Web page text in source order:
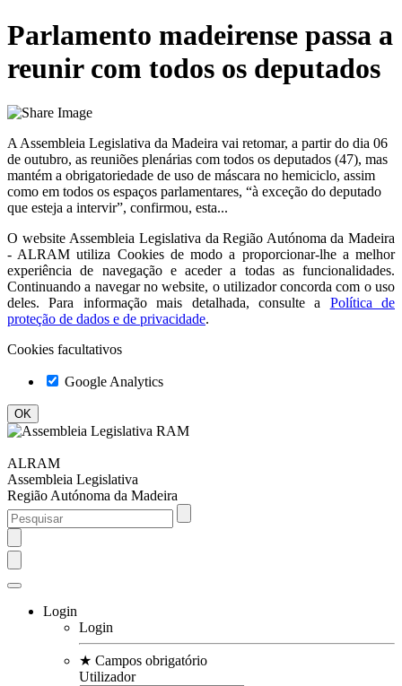
Parlamento madeirense passa a
reunir com todos os deputados
A Assembleia Legislativa da Madeira vai retomar, a partir do dia 06
de outubro, as reuniões plenárias com todos os deputados (47), mas
mantém a obrigatoriedade de uso de máscara no hemiciclo, assim
como em todos os espaços parlamentares, “à exceção do deputado
que esteja a intervir”, confirmou, esta...
O website Assembleia Legislativa da Região Autónoma da Madeira
- ALRAM utiliza Cookies de modo a proporcionar-lhe a melhor
experiência de navegação e aceder a todas as funcionalidades.
Continuando a navegar no website, o utilizador concorda com o uso
deles. Para informação mais detalhada, consulte a
Política de
proteção de dados e de privacidade.
Cookies facultativos
Google Analytics
ALRAM
Assembleia Legislativa
Região Autónoma da Madeira
Login
Login
★ Campos obrigatório
Utilizador